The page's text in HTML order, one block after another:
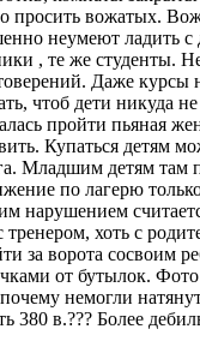
просить вожатых.
неумеют ладить
, те же студенты.
Даже курсы
чтоб дети никуда
пройти пьяная
Купаться детям
Младшим детям там
по лагерю
нарушением
хоть с
за ворота сосвоим
от бутылок. Фото
немогли
380 в.??? Более